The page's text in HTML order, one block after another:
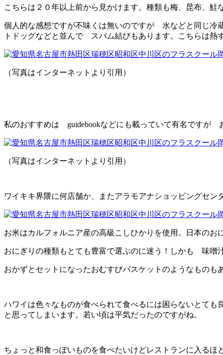
こちらは２０年以上前から見かけます。種類も梅、昆布、鮭
個人的な感想ですが不味くは無いのですが 水などと同じ
トドッグなどと並んで スパム結びもあります。こちらは熱
（写真はインターネットより引用）
私のおすすめは guidebookなどにも載っていて有名ですが
（写真はインターネットより引用）
ワイキキ界隈に何店舗か、またアラモアナショッピングセン
お米はカルフォルニア産の高級こしひかりを使用。日本のお
おにぎりの種類もとても豊富で選ぶのに迷う！しかも 味噌
おかずとセットになったおむすびバスケットのようなものも
ハワイは色々なものが食べられて食べるには困らないとて
と思ってしまいます。若い頃は平気だったのですがね。
ちょっと和食っぽいものを食べたいけどレストランに入るほ